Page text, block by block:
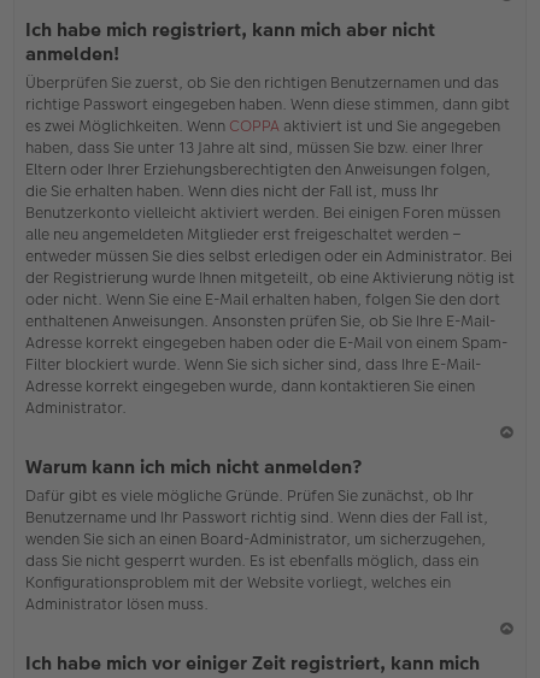
b
en
Ich habe mich registriert, kann mich aber nicht
anmelden!
Überprüfen Sie zuerst, ob Sie den richtigen Benutzernamen und das
richtige Passwort eingegeben haben. Wenn diese stimmen, dann gibt
es zwei Möglichkeiten. Wenn COPPA aktiviert ist und Sie angegeben
haben, dass Sie unter 13 Jahre alt sind, müssen Sie bzw. einer Ihrer
Eltern oder Ihrer Erziehungsberechtigten den Anweisungen folgen,
die Sie erhalten haben. Wenn dies nicht der Fall ist, muss Ihr
Benutzerkonto vielleicht aktiviert werden. Bei einigen Foren müssen
alle neu angemeldeten Mitglieder erst freigeschaltet werden –
entweder müssen Sie dies selbst erledigen oder ein Administrator. Bei
der Registrierung wurde Ihnen mitgeteilt, ob eine Aktivierung nötig ist
oder nicht. Wenn Sie eine E-Mail erhalten haben, folgen Sie den dort
enthaltenen Anweisungen. Ansonsten prüfen Sie, ob Sie Ihre E-Mail-
Adresse korrekt eingegeben haben oder die E-Mail von einem Spam-
Filter blockiert wurde. Wenn Sie sich sicher sind, dass Ihre E-Mail-
Adresse korrekt eingegeben wurde, dann kontaktieren Sie einen
Administrator.
Warum kann ich mich nicht anmelden?
Dafür gibt es viele mögliche Gründe. Prüfen Sie zunächst, ob Ihr
Benutzername und Ihr Passwort richtig sind. Wenn dies der Fall ist,
wenden Sie sich an einen Board-Administrator, um sicherzugehen,
dass Sie nicht gesperrt wurden. Es ist ebenfalls möglich, dass ein
Konfigurationsproblem mit der Website vorliegt, welches ein
Administrator lösen muss.
Ich habe mich vor einiger Zeit registriert, kann mich